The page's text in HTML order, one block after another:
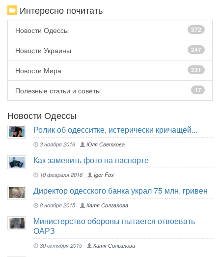
Интересно почитать
Новости Одессы 372
Новости Украины 247
Новости Мира 231
Полезные статьи и советы 17
Новости Одессы
Ролик об одесситке, истерически кричащей...
3 ноября 2016 Юля Светкова
Как заменить фото на паспорте
10 февраля 2016 Igor Fox
Директор одесского банка украл 75 млн. гривен
8 ноября 2015 Катя Солгалова
Министерство обороны пытается отвоевать
ОАРЗ
30 октября 2015 Катя Солгалова